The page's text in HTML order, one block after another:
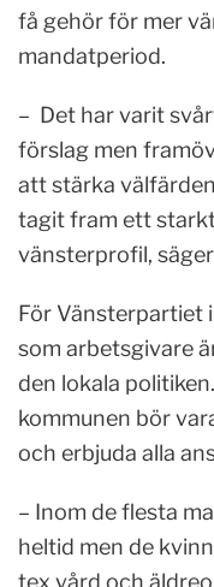
få gehör för mer
mandatperiod.
– Det har varit
förslag men
att stärka
tagit fram ett
vänsterprofil,
För Vänsterpartiet
som arbetsgivare
den lokala
kommunen bör
och erbjuda alla
– Inom de flesta
heltid men de
tex vård och